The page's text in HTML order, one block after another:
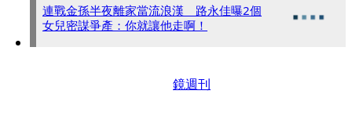
連戰金孫半夜離家當流浪漢 路永佳曝2個
女兒密謀爭產：你就讓他走啊！
鏡週刊